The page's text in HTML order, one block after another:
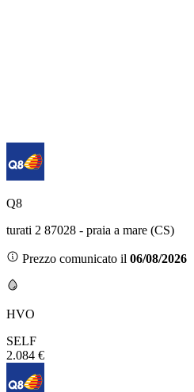
Q8
turati 2 87028 - praia a mare (CS)
Prezzo comunicato il 06/08/2026
HVO
SELF
2.084 €